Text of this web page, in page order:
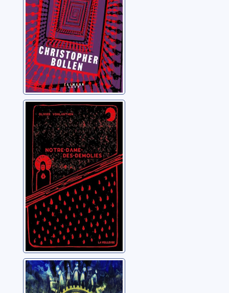
Notre-Dame-des-
Démolies
Vonlanthen, Olivier
Que la mort nous
frôle